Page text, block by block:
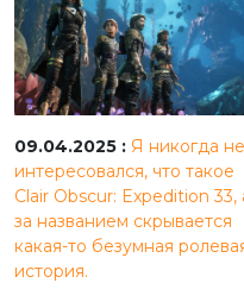
09.04.2025 : Я никогда не
интересовался, что такое
Clair Obscur: Expedition 33,
за названием скрывается
какая-то безумная
история.